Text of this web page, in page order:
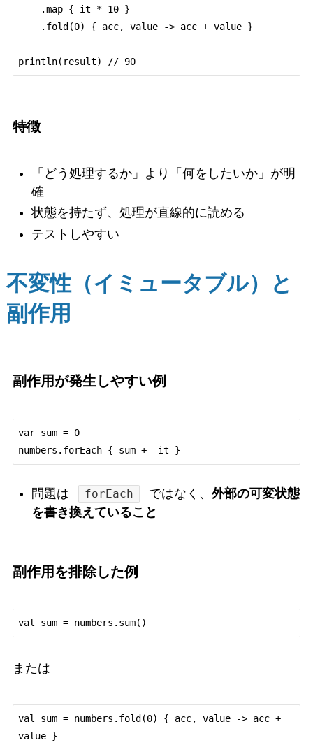
println(result) // 90
特徴
「どう処理するか」より「何をしたいか」が明
確
状態を持たず、処理が直線的に読める
テストしやすい
不変性（イミュータブル）と
副作用
副作用が発生しやすい例
var sum = 0
問題は forEach ではなく、外部の可変状態
を書き換えていること
副作用を排除した例
または
val sum = numbers.fold(0) { acc, value -> acc +